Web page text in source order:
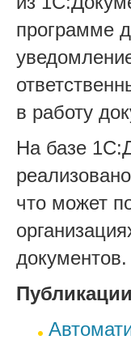
программе
в работу
На базе
что может
документов.